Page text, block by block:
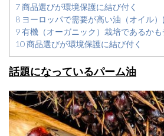
7商品選びが環境保護に結び付く
8 ヨーロッパで需要が高い油（オイル）
9有機（オーガニック）栽培であるかも
10商品選びが環境保護に結び付く
話題になっているパーム油